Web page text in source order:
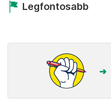
Legfontosabb